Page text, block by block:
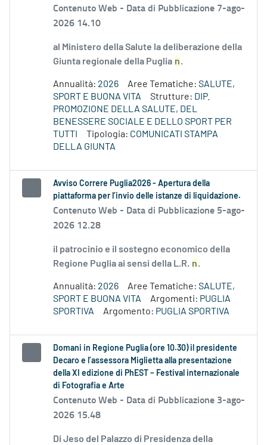
Contenuto Web - Data di Pubblicazione 7-ago-
2026 14.10
al Ministero della Salute la deliberazione della
Giunta regionale della Puglia n.
Annualità: 2026 Aree Tematiche: SALUTE,
SPORT E BUONA VITA
Strutture: DIP.
PROMOZIONE DELLA SALUTE, DEL
BENESSERE SOCIALE E DELLO SPORT PER
TUTTI
Tipologia: COMUNICATI STAMPA
DELLA GIUNTA
Avviso Correre Puglia2026 - Apertura della
piattaforma per l’invio delle istanze di liquidazione.
Contenuto Web - Data di Pubblicazione 5-ago-
2026 12.28
il patrocinio e il sostegno economico della
Regione Puglia ai sensi della L.R. n.
Annualità: 2026 Aree Tematiche: SALUTE,
SPORT E BUONA VITA
Argomenti: PUGLIA
SPORTIVA
Argomento: PUGLIA SPORTIVA
Domani in Regione Puglia (ore 10.30) il presidente
Decaro e l’assessora Miglietta alla presentazione
della XI edizione di PhEST – Festival internazionale
di Fotografia e Arte
Contenuto Web - Data di Pubblicazione 3-ago-
2026 15.48
Di Jeso del Palazzo di Presidenza della